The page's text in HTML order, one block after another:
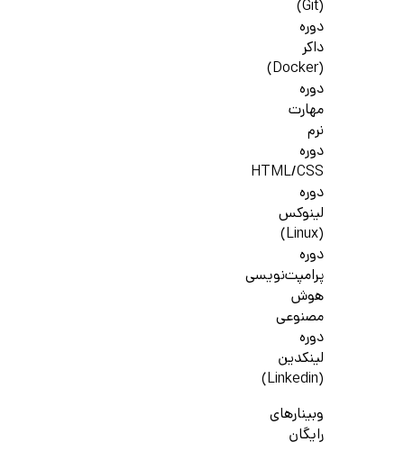
(Git)
دوره
داکر
(Docker)
دوره
مهارت
نرم
دوره
HTML/CSS
دوره
لینوکس
(Linux)
دوره
پرامپت‌نویسی
هوش
مصنوعی
دوره
لینکدین
(Linkedin)
وبینارهای
رایگان